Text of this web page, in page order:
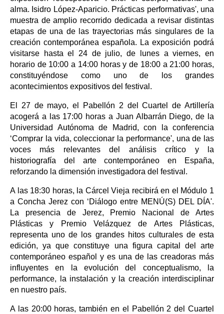
alma. Isidro López-Aparicio. Prácticas performativas', una
muestra de amplio recorrido dedicada a revisar distintas
etapas de una de las trayectorias más singulares de la
creación contemporánea española. La exposición podrá
visitarse hasta el 24 de julio, de lunes a viernes, en
horario de 10:00 a 14:00 horas y de 18:00 a 21:00 horas,
constituyéndose como uno de los grandes
acontecimientos expositivos del festival.
El 27 de mayo, el Pabellón 2 del Cuartel de Artillería
acogerá a las 17:00 horas a Juan Albarrán Diego, de la
Universidad Autónoma de Madrid, con la conferencia
‘Comprar la vida, coleccionar la performance', una de las
voces más relevantes del análisis crítico y la
historiografía del arte contemporáneo en España,
reforzando la dimensión investigadora del festival.
A las 18:30 horas, la Cárcel Vieja recibirá en el Módulo 1
a Concha Jerez con ‘Diálogo entre MENÚ(S) DEL DÍA'.
La presencia de Jerez, Premio Nacional de Artes
Plásticas y Premio Velázquez de Artes Plásticas,
representa uno de los grandes hitos culturales de esta
edición, ya que constituye una figura capital del arte
contemporáneo español y es una de las creadoras más
influyentes en la evolución del conceptualismo, la
performance, la instalación y la creación interdisciplinar
en nuestro país.
A las 20:00 horas, también en el Pabellón 2 del Cuartel